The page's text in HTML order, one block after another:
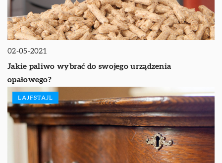
02-05-2021
Jakie paliwo wybrać do swojego urządzenia
opałowego?
LAJFSTAJL